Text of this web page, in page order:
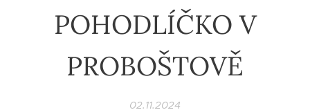
POHODLÍČKO V
PROBOŠTOVĚ
02.11.2024